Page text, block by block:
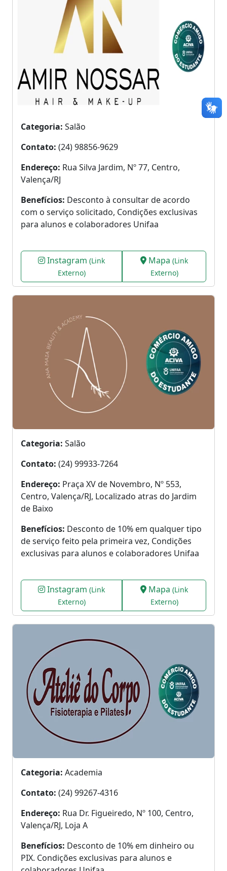
Categoria: Salão
Contato: (24) 98856-9629
Endereço: Rua Silva Jardim, Nº 77, Centro,
Valença/RJ
Benefícios: Desconto à consultar de acordo
com o serviço solicitado, Condições exclusivas
para alunos e colaboradores Unifaa
Instagram(Link
Externo)
Mapa(Link
Externo)
Categoria: Salão
Contato: (24) 99933-7264
Endereço: Praça XV de Novembro, Nº 553,
Centro, Valença/RJ, Localizado atras do Jardim
de Baixo
Benefícios: Desconto de 10% em qualquer tipo
de serviço feito pela primeira vez, Condições
exclusivas para alunos e colaboradores Unifaa
Instagram(Link
Externo)
Mapa(Link
Externo)
Categoria: Academia
Contato: (24) 99267-4316
Endereço: Rua Dr. Figueiredo, Nº 100, Centro,
Valença/RJ, Loja A
Benefícios: Desconto de 10% em dinheiro ou
PIX. Condições exclusivas para alunos e